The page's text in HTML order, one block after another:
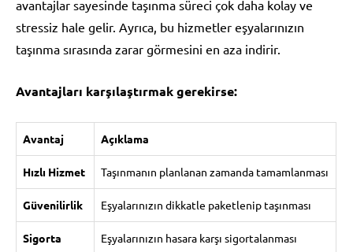
avantajlar sayesinde taşınma süreci çok daha kolay ve
stressiz hale gelir. Ayrıca, bu hizmetler eşyalarınızın
taşınma sırasında zarar görmesini en aza indirir.
Avantajları karşılaştırmak gerekirse:
Avantaj Açıklama
Hızlı Hizmet Taşınmanın planlanan zamanda tamamlanması
Güvenilirlik Eşyalarınızın dikkatle paketlenip taşınması
Sigorta Eşyalarınızın hasara karşı sigortalanması